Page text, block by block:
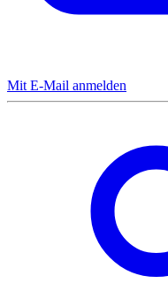
Mit E-Mail anmelden